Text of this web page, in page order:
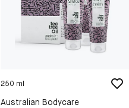
250 ml
Australian Bodycare